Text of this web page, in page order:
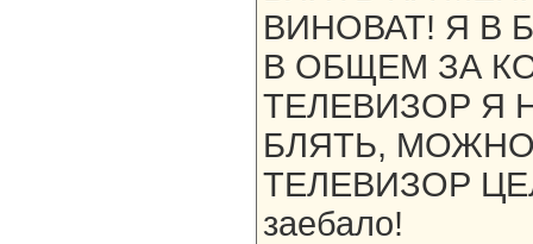
ВИНОВАТ! Я В
В ОБЩЕМ ЗА
ТЕЛЕВИЗОР Я
БЛЯТЬ,
ТЕЛЕВИЗОР
заебало!